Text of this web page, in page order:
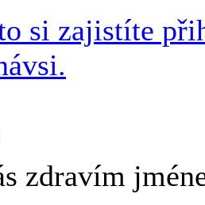
si zajistíte
zdravím